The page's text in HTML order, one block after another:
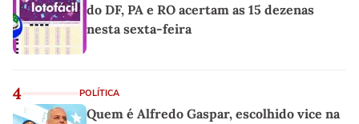
do DF, PA e RO acertam as 15 dezenas
nesta sexta-feira
4 POLÍTICA
Quem é Alfredo Gaspar, escolhido vice na